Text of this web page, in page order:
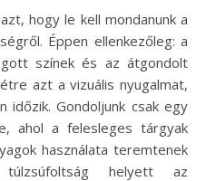
hogy le kell mondanunk a
Éppen ellenkezőleg: a
színek és az átgondolt
azt a vizuális nyugalmat,
időzik. Gondoljunk csak egy
ahol a felesleges tárgyak
használata teremtenek
helyett az